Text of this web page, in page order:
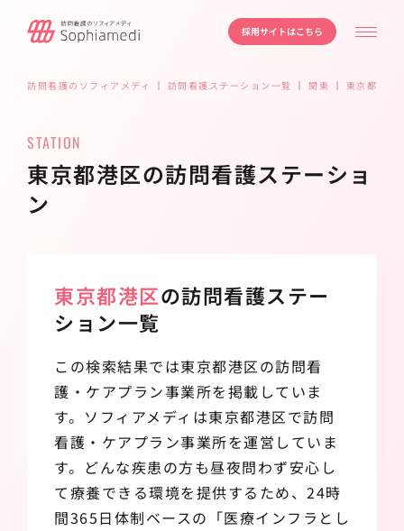
採用サイトはこちら
訪問看護のソフィアメディ ｜ 訪問看護ステーション一覧 ｜ 関東 ｜ 東京都
STATION
東京都港区の訪問看護ステーショ
ン
東京都港区の訪問看護ステー
ション一覧
この検索結果では東京都港区の訪問看
護・ケアプラン事業所を掲載していま
す。ソフィアメディは東京都港区で訪問
看護・ケアプラン事業所を運営していま
す。どんな疾患の方も昼夜問わず安心し
て療養できる環境を提供するため、24時
間365日体制ベースの「医療インフラとし